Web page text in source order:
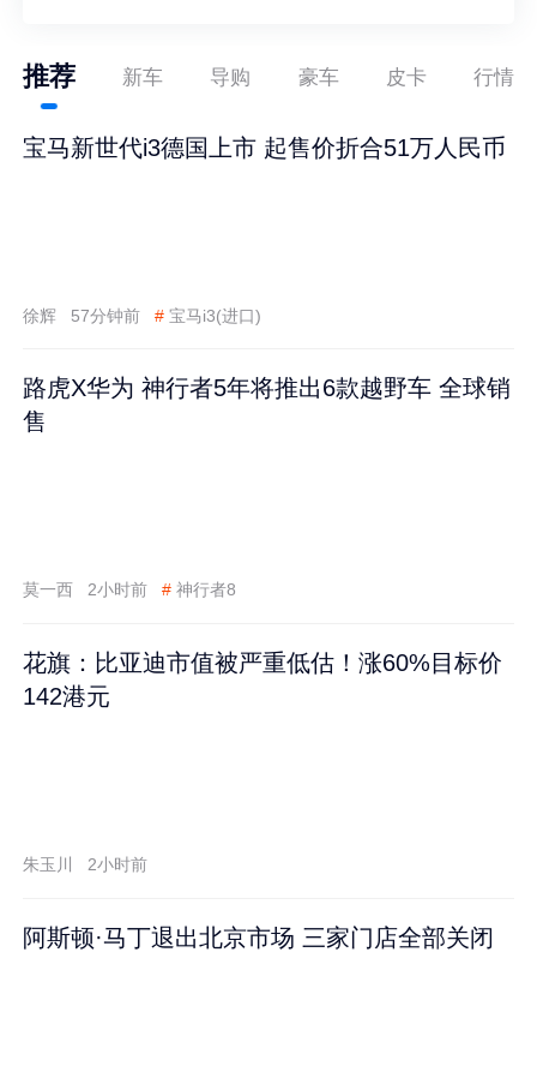
推荐 新车 导购 豪车 皮卡 行情
宝马新世代i3德国上市 起售价折合51万人民币
徐辉 57分钟前 # 宝马i3(进口)
路虎X华为 神行者5年将推出6款越野车 全球销
售
莫一西 2小时前 # 神行者8
花旗：比亚迪市值被严重低估！涨60%目标价
142港元
朱玉川 2小时前
阿斯顿·马丁退出北京市场 三家门店全部关闭